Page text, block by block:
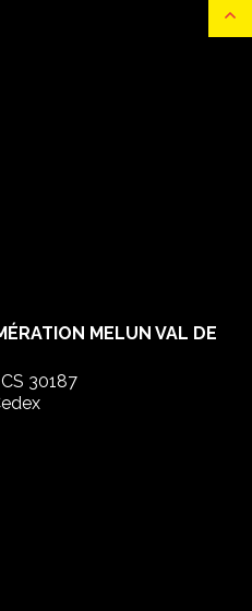
MELUN VAL DE
30187